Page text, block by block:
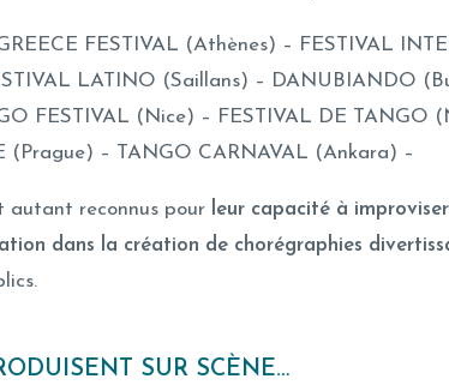
FESTIVAL (Athènes) – FESTIVAL
LATINO (Saillans) – DANUBIANDO
FESTIVAL (Nice) – FESTIVAL DE TANGO
(Prague) – TANGO CARNAVAL (Ankara) –
autant reconnus pour leur capacité à
dans la création de chorégraphies
SUR SCÈNE…